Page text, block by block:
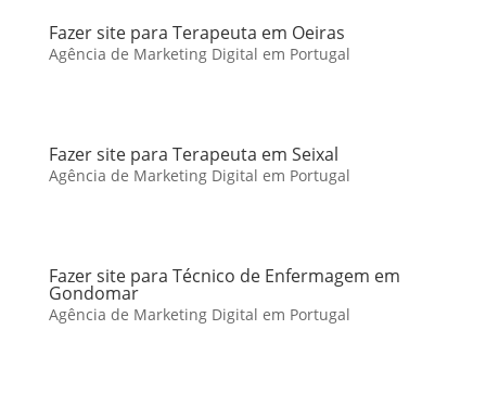
Fazer site para Terapeuta em Oeiras
Agência de Marketing Digital em Portugal
Fazer site para Terapeuta em Seixal
Agência de Marketing Digital em Portugal
Fazer site para Técnico de Enfermagem em
Gondomar
Agência de Marketing Digital em Portugal